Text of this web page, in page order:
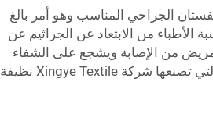
الجراحي المناسب وهو أمر بالغ
الأطباء من الابتعاد عن الجراثيم عن
من الإصابة ويشجع على الشفاء
السريع. الملابس الجراحية الخاصة التي تصنعها شركة Xingye Textile نظيفة